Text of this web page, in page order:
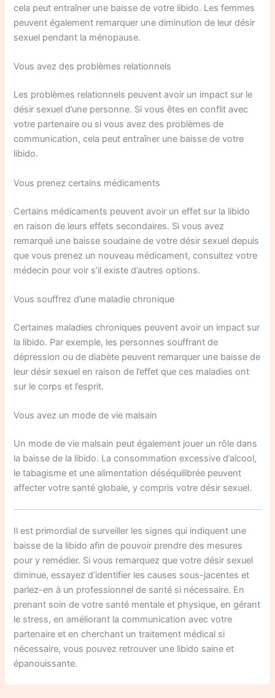
cela peut entraîner une baisse de votre libido. Les femmes
peuvent également remarquer une diminution de leur désir
sexuel pendant la ménopause.
Vous avez des problèmes relationnels
Les problèmes relationnels peuvent avoir un impact sur le
désir sexuel d’une personne. Si vous êtes en conflit avec
votre partenaire ou si vous avez des problèmes de
communication, cela peut entraîner une baisse de votre
libido.
Vous prenez certains médicaments
Certains médicaments peuvent avoir un effet sur la libido
en raison de leurs effets secondaires. Si vous avez
remarqué une baisse soudaine de votre désir sexuel depuis
que vous prenez un nouveau médicament, consultez votre
médecin pour voir s’il existe d’autres options.
Vous souffrez d’une maladie chronique
Certaines maladies chroniques peuvent avoir un impact sur
la libido. Par exemple, les personnes souffrant de
dépression ou de diabète peuvent remarquer une baisse de
leur désir sexuel en raison de l’effet que ces maladies ont
sur le corps et l’esprit.
Vous avez un mode de vie malsain
Un mode de vie malsain peut également jouer un rôle dans
la baisse de la libido. La consommation excessive d’alcool,
le tabagisme et une alimentation déséquilibrée peuvent
affecter votre santé globale, y compris votre désir sexuel.
Il est primordial de surveiller les signes qui indiquent une
baisse de la libido afin de pouvoir prendre des mesures
pour y remédier. Si vous remarquez que votre désir sexuel
diminue, essayez d’identifier les causes sous-jacentes et
parlez-en à un professionnel de santé si nécessaire. En
prenant soin de votre santé mentale et physique, en gérant
le stress, en améliorant la communication avec votre
partenaire et en cherchant un traitement médical si
nécessaire, vous pouvez retrouver une libido saine et
épanouissante.